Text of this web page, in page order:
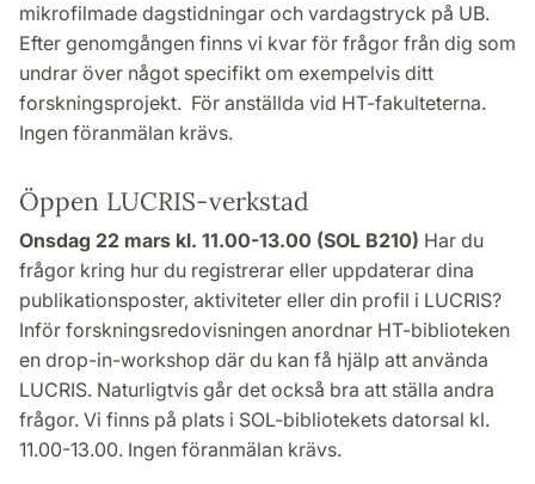
mikrofilmade dagstidningar och vardagstryck på UB.
Efter genomgången finns vi kvar för frågor från dig som
undrar över något specifikt om exempelvis ditt
forskningsprojekt. För anställda vid HT-fakulteterna.
Ingen föranmälan krävs.
Öppen LUCRIS-verkstad
Onsdag 22 mars kl. 11.00-13.00 (SOL B210) Har du
frågor kring hur du registrerar eller uppdaterar dina
publikationsposter, aktiviteter eller din profil i LUCRIS?
Inför forskningsredovisningen anordnar HT-biblioteken
en drop-in-workshop där du kan få hjälp att använda
LUCRIS. Naturligtvis går det också bra att ställa andra
frågor. Vi finns på plats i SOL-bibliotekets datorsal kl.
11.00-13.00. Ingen föranmälan krävs.